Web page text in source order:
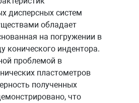
дисперсных систем
обладает
на погружении в
конического индентора.
проблемой в
пластометров
полученных
что